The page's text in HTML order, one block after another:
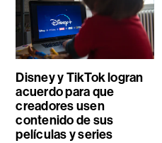
Disney y TikTok logran
acuerdo para que
creadores usen
contenido de sus
películas y series